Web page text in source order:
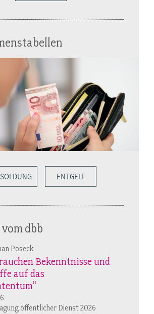
ENTGELT
dbb
Poseck
Bekenntnisse und
auf das
öffentlicher Dienst 2026